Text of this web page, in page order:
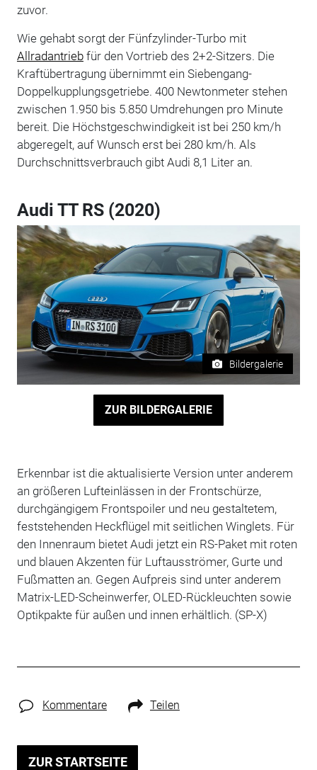
zuvor.
Wie gehabt sorgt der Fünfzylinder-Turbo mit
Allradantriebfür den Vortrieb des 2+2-Sitzers. Die
Kraftübertragung übernimmt ein Siebengang-
Doppelkupplungsgetriebe. 400 Newtonmeter stehen
zwischen 1.950 bis 5.850 Umdrehungen pro Minute
bereit. Die Höchstgeschwindigkeit ist bei 250 km/h
abgeregelt, auf Wunsch erst bei 280 km/h. Als
Durchschnittsverbrauch gibt Audi 8,1 Liter an.
Audi TT RS (2020)
Bildergalerie
ZUR BILDERGALERIE
Erkennbar ist die aktualisierte Version unter anderem
an größeren Lufteinlässen in der Frontschürze,
durchgängigem Frontspoiler und neu gestaltetem,
feststehenden Heckflügel mit seitlichen Winglets. Für
den Innenraum bietet Audi jetzt ein RS-Paket mit roten
und blauen Akzenten für Luftausströmer, Gurte und
Fußmatten an. Gegen Aufpreis sind unter anderem
Matrix-LED-Scheinwerfer, OLED-Rückleuchten sowie
Optikpakte für außen und innen erhältlich. (SP-X)
Kommentare Teilen
ZUR STARTSEITE